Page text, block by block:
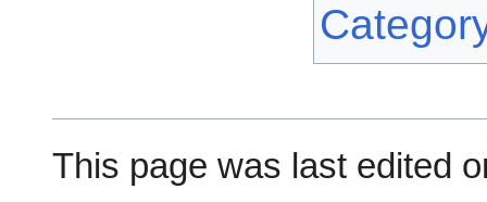
This page was last edited